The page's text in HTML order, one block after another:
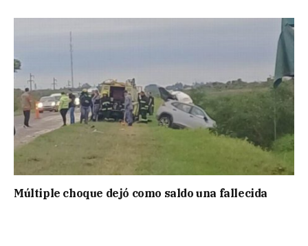
Múltiple choque dejó como saldo una fallecida